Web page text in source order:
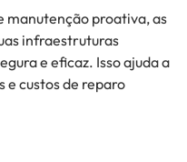
manutenção proativa, as
infraestruturas
e eficaz. Isso ajuda a
custos de reparo